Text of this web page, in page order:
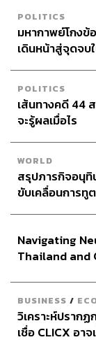
POLITICS
มหากาพย์โกง
เดินหน้าสู่จุดจบ
POLITICS
เส้นทางคดี 44
จะรู้ผลเมื่อไร
WORLD
สรุปภารกิจอนุทิ
ขับเคลื่อนการทู
Navigating
Thailand and
BUSINESS /
วิเคราะห์ปราก
เชื่อ CLICX อา